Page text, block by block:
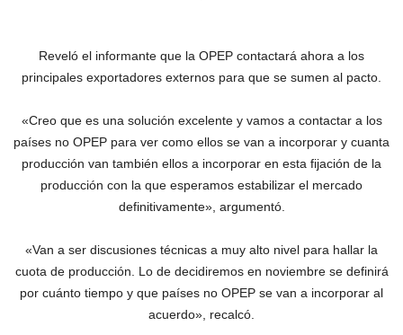
Reveló el informante que la OPEP contactará ahora a los
principales exportadores externos para que se sumen al pacto.
«Creo que es una solución excelente y vamos a contactar a los
países no OPEP para ver como ellos se van a incorporar y cuanta
producción van también ellos a incorporar en esta fijación de la
producción con la que esperamos estabilizar el mercado
definitivamente», argumentó.
«Van a ser discusiones técnicas a muy alto nivel para hallar la
cuota de producción. Lo de decidiremos en noviembre se definirá
por cuánto tiempo y que países no OPEP se van a incorporar al
acuerdo», recalcó.